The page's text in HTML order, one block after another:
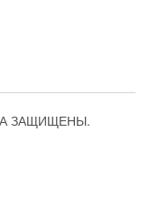
ЗАЩИЩЕНЫ.